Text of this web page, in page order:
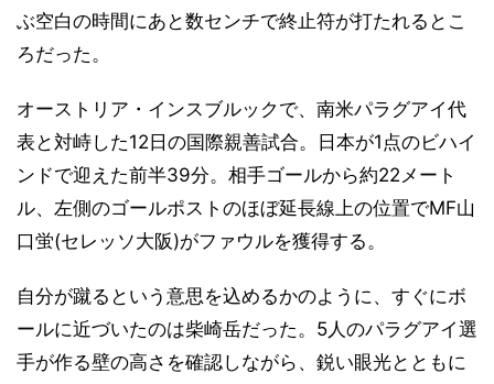
ぶ空白の時間にあと数センチで終止符が打たれるとこ
ろだった。
オーストリア・インスブルックで、南米パラグアイ代
表と対峙した12日の国際親善試合。日本が1点のビハイ
ンドで迎えた前半39分。相手ゴールから約22メート
ル、左側のゴールポストのほぼ延長線上の位置でMF山
口蛍(セレッソ大阪)がファウルを獲得する。
自分が蹴るという意思を込めるかのように、すぐにボ
ールに近づいたのは柴崎岳だった。5人のパラグアイ選
手が作る壁の高さを確認しながら、鋭い眼光とともに